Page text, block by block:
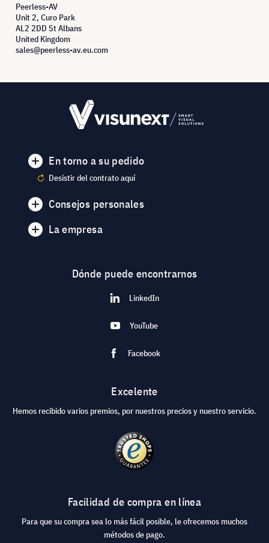
Peerless-AV
Unit 2, Curo Park
AL2 2DD St Albans
United Kingdom
sales@peerless-av.eu.com
En torno a su pedido
Desistir del contrato aquí
Consejos personales
La empresa
Dónde puede encontrarnos
LinkedIn
YouTube
Facebook
Excelente
Hemos recibido varios premios, por nuestros precios y nuestro servicio.
Facilidad de compra en línea
Para que su compra sea lo más fácil posible, le ofrecemos muchos
métodos de pago.